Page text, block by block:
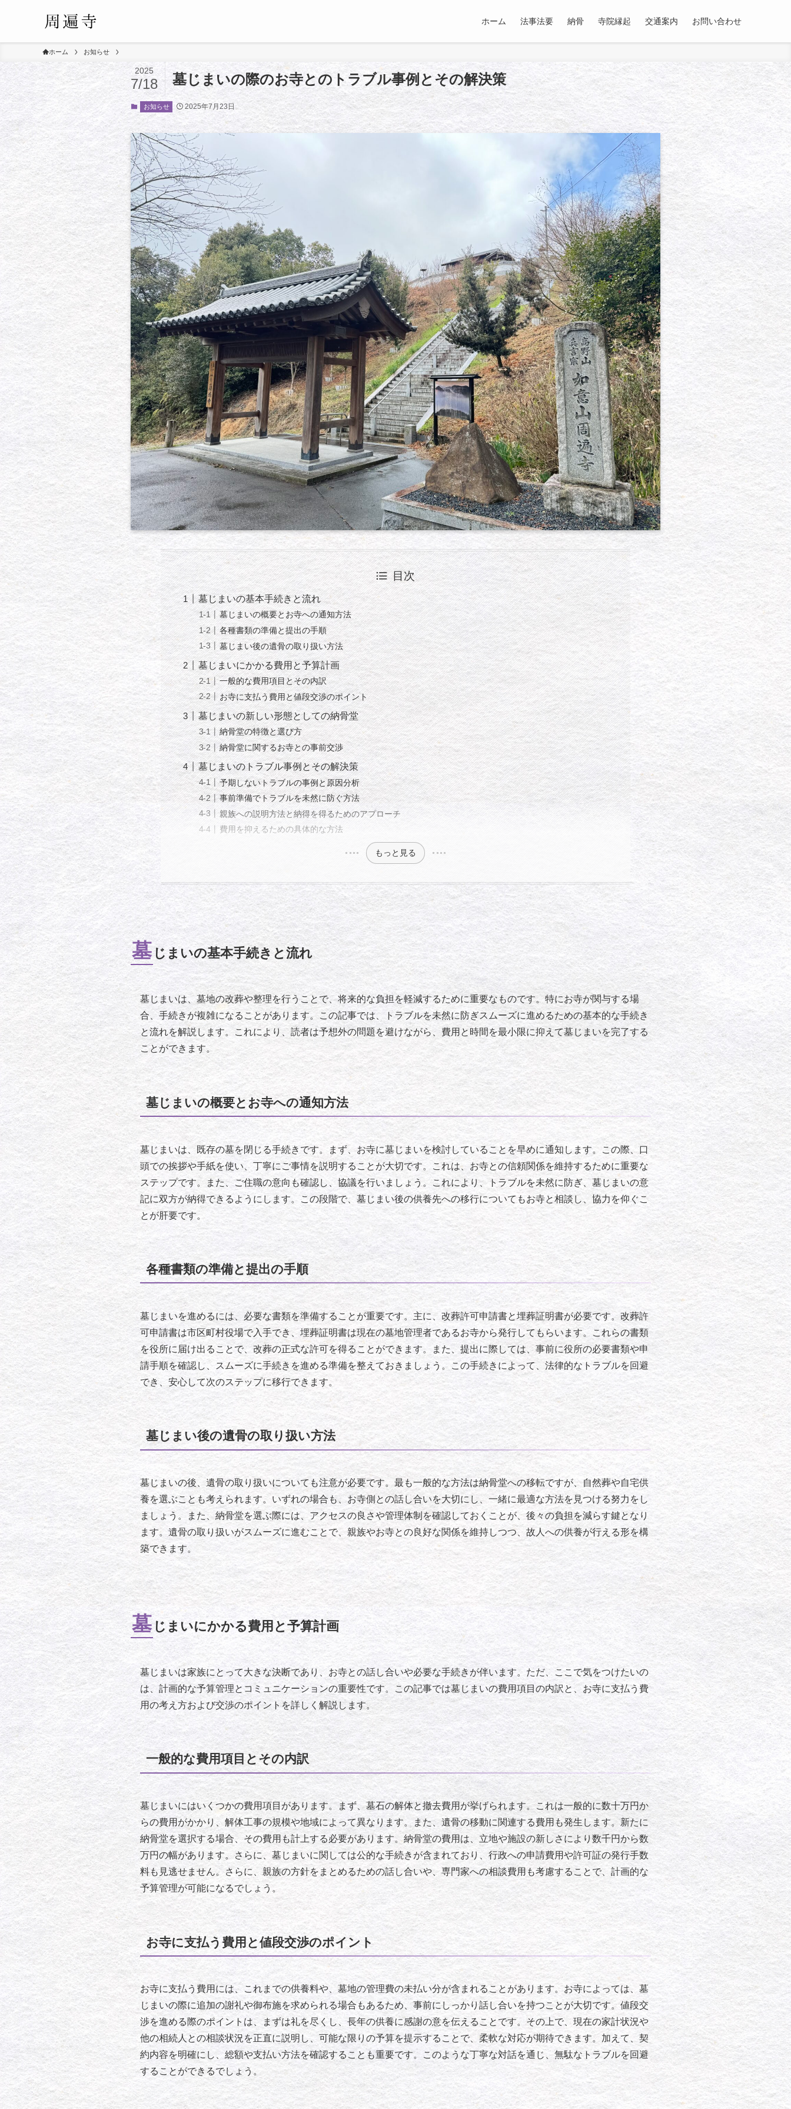
ホーム 法事法要 納骨 寺院縁起 交通案内 お問い合わせ
ホーム お知らせ
墓じまいの際のお寺とのトラブル事例とその解決策
2025
7/18
お知らせ 2025年7月23日
目次
墓じまいの基本手続きと流れ
墓じまいの概要とお寺への通知方法
各種書類の準備と提出の手順
墓じまい後の遺骨の取り扱い方法
墓じまいにかかる費用と予算計画
一般的な費用項目とその内訳
お寺に支払う費用と値段交渉のポイント
墓じまいの新しい形態としての納骨堂
納骨堂の特徴と選び方
納骨堂に関するお寺との事前交渉
墓じまいのトラブル事例とその解決策
予期しないトラブルの事例と原因分析
事前準備でトラブルを未然に防ぐ方法
親族への説明方法と納得を得るためのアプローチ
費用を抑えるための具体的な方法
もっと見る
墓じまいの基本手続きと流れ
墓じまいは、墓地の改葬や整理を行うことで、将来的な負担を軽減するために重要なものです。特にお寺が関与する場
合、手続きが複雑になることがあります。この記事では、トラブルを未然に防ぎスムーズに進めるための基本的な手続き
と流れを解説します。これにより、読者は予想外の問題を避けながら、費用と時間を最小限に抑えて墓じまいを完了する
ことができます。
墓じまいの概要とお寺への通知方法
墓じまいは、既存の墓を閉じる手続きです。まず、お寺に墓じまいを検討していることを早めに通知します。この際、口
頭での挨拶や手紙を使い、丁寧にご事情を説明することが大切です。これは、お寺との信頼関係を維持するために重要な
ステップです。また、ご住職の意向も確認し、協議を行いましょう。これにより、トラブルを未然に防ぎ、墓じまいの意
記に双方が納得できるようにします。この段階で、墓じまい後の供養先への移行についてもお寺と相談し、協力を仰ぐこ
とが肝要です。
各種書類の準備と提出の手順
墓じまいを進めるには、必要な書類を準備することが重要です。主に、改葬許可申請書と埋葬証明書が必要です。改葬許
可申請書は市区町村役場で入手でき、埋葬証明書は現在の墓地管理者であるお寺から発行してもらいます。これらの書類
を役所に届け出ることで、改葬の正式な許可を得ることができます。また、提出に際しては、事前に役所の必要書類や申
請手順を確認し、スムーズに手続きを進める準備を整えておきましょう。この手続きによって、法律的なトラブルを回避
でき、安心して次のステップに移行できます。
墓じまい後の遺骨の取り扱い方法
墓じまいの後、遺骨の取り扱いについても注意が必要です。最も一般的な方法は納骨堂への移転ですが、自然葬や自宅供
養を選ぶことも考えられます。いずれの場合も、お寺側との話し合いを大切にし、一緒に最適な方法を見つける努力をし
ましょう。また、納骨堂を選ぶ際には、アクセスの良さや管理体制を確認しておくことが、後々の負担を減らす鍵となり
ます。遺骨の取り扱いがスムーズに進むことで、親族やお寺との良好な関係を維持しつつ、故人への供養が行える形を構
築できます。
墓 じまいにかかる費用と予算計画
墓じまいは家族にとって大きな決断であり、お寺との話し合いや必要な手続きが伴います。ただ、ここで気をつけたいの
は、計画的な予算管理とコミュニケーションの重要性です。この記事では墓じまいの費用項目の内訳と、お寺に支払う費
用の考え方および交渉のポイントを詳しく解説します。
一般的な費用項目とその内訳
墓じまいにはいくつかの費用項目があります。まず、墓石の解体と撤去費用が挙げられます。これは一般的に数十万円か
らの費用がかかり、解体工事の規模や地域によって異なります。また、遺骨の移動に関連する費用も発生します。新たに
納骨堂を選択する場合、その費用も計上する必要があります。納骨堂の費用は、立地や施設の新しさにより数千円から数
万円の幅があります。さらに、墓じまいに関しては公的な手続きが含まれており、行政への申請費用や許可証の発行手数
料も見逃せません。さらに、親族の方針をまとめるための話し合いや、専門家への相談費用も考慮することで、計画的な
予算管理が可能になるでしょう。
お寺に支払う費用と値段交渉のポイント
お寺に支払う費用には、これまでの供養料や、墓地の管理費の未払い分が含まれることがあります。お寺によっては、墓
じまいの際に追加の謝礼や御布施を求められる場合もあるため、事前にしっかり話し合いを持つことが大切です。値段交
渉を進める際のポイントは、まずは礼を尽くし、長年の供養に感謝の意を伝えることです。その上で、現在の家計状況や
他の相続人との相談状況を正直に説明し、可能な限りの予算を提示することで、柔軟な対応が期待できます。加えて、契
約内容を明確にし、総額や支払い方法を確認することも重要です。このような丁寧な対話を通じ、無駄なトラブルを回避
することができるでしょう。